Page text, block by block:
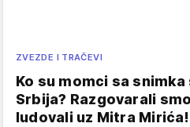
ZVEZDE I TRAČEVI
Ko su momci sa
Srbija? Razgovarali
ludovali uz Mitra Mirića!